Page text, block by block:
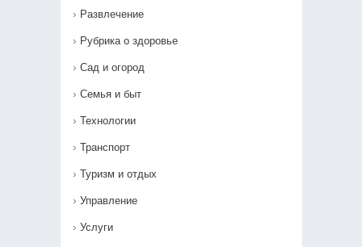
Развлечение
Рубрика о здоровье
Сад и огород
Семья и быт
Технологии
Транспорт
Туризм и отдых
Управление
Услуги